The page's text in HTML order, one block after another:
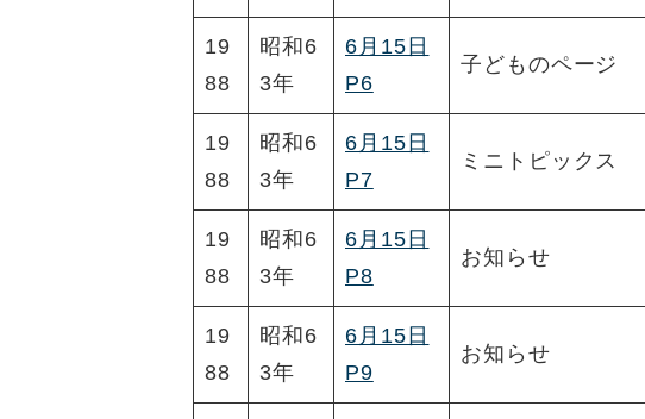
19
88
昭和6
3年
6月15日
P6
子どものページ
19
88
昭和6
3年
6月15日
P7
ミニトピックス
19
88
昭和6
3年
6月15日
P8
お知らせ
19
88
昭和6
3年
6月15日
P9
お知らせ